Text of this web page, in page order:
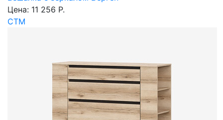
Цена: 11 256 Р.
СТМ